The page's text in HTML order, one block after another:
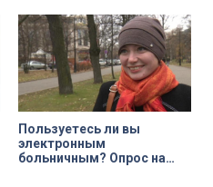
Пользуетесь ли вы
электронным
больничным? Опрос на